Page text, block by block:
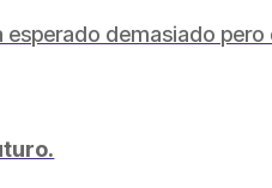
demasiado